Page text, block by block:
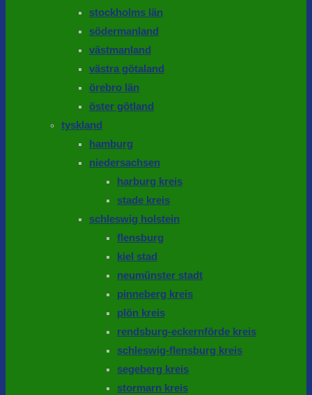
stockholms län
södermanland
västmanland
västra götaland
örebro län
öster götland
tyskland
hamburg
niedersachsen
harburg kreis
stade kreis
schleswig holstein
flensburg
kiel stad
neumünster stadt
pinneberg kreis
plön kreis
rendsburg-eckernförde kreis
schleswig-flensburg kreis
segeberg kreis
stormarn kreis